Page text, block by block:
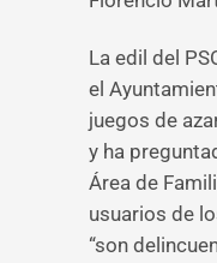
La edil del
el
juegos de
y ha
Área de
usuarios de
“son